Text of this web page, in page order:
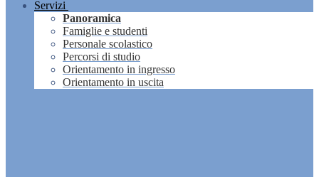
Servizi
Panoramica
Famiglie e studenti
Personale scolastico
Percorsi di studio
Orientamento in ingresso
Orientamento in uscita